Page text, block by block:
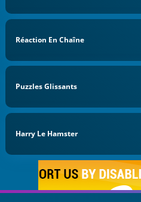
Réaction En Chaîne
Puzzles Glissants
Harry Le Hamster